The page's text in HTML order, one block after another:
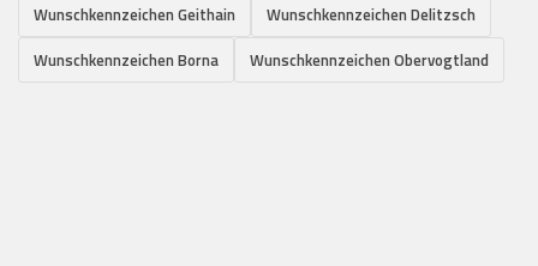
Wunschkennzeichen Geithain
Wunschkennzeichen Delitzsch
Wunschkennzeichen Borna
Wunschkennzeichen Obervogtland